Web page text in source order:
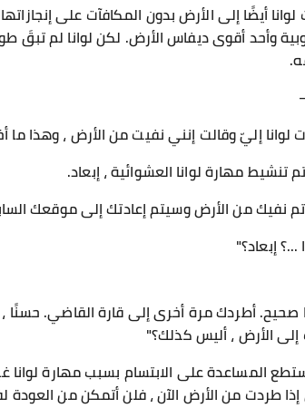
أيضًا إلى الأرض بدون المكافآت على
وأحد أقوى ديفاس الأرض. لكن لوانا لم
لوانا إليّ وقالت إنني نفيت من الأرض ، وهذا
تنشيط مهارة لوانا العشوائية ، إبعاد.
نفيك من الأرض وسيتم إعادتك إلى موقعك
...؟ إبعاد؟"
أطردك مرة أخرى إلى قارة القاضي. حسنًا ،
الأرض ، أليس كذلك؟"
المساعدة على الابتسام بسبب مهارة
إذا طردت من الأرض الآن ، فلن أتمكن من العودة